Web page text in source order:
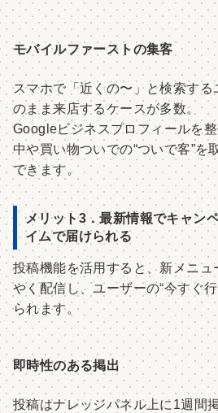
モバイルファーストの集客
スマホで「近くの〜」と検索す
のまま来店するケースが多数。
Googleビジネスプロフィールを
中や買い物ついでの“ついで客”を
できます。
メリット3．最新情報でキャン
イムで届けられる
投稿機能を活用すると、新メニ
やく配信し、ユーザーの“今すぐ
られます。
即時性のある掲出
投稿はナレッジパネル上に1週間